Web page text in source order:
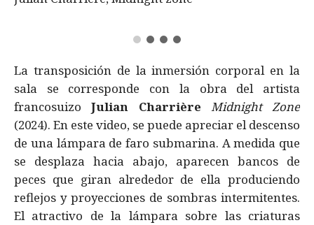
La transposición de la inmersión corporal en la
sala se corresponde con la obra del artista
francosuizoJulian Charrière
Midnight Zone
(2024). En este video, se puede apreciar el descenso
de una lámpara de faro submarina. A medida que
se desplaza hacia abajo, aparecen bancos de
peces que giran alrededor de ella produciendo
reflejos y proyecciones de sombras intermitentes.
El atractivo de la lámpara sobre las criaturas